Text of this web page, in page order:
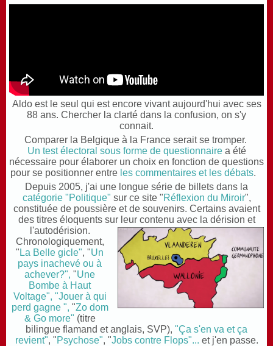
Aldo est le seul qui est encore vivant aujourd'hui avec ses
88 ans. Chercher la clarté dans la confusion, on s'y
connait.
Comparer la Belgique à la France serait se tromper.
Un test électoral sous forme de questionnaire a été
nécessaire pour élaborer un choix en fonction de questions
pour se positionner entre les commentaires et les débats.
Depuis 2005, j'ai une longue série de billets dans la
catégorie "Politique" sur ce site "Réflexion du Miroir",
constituée de poussière et de souvenirs. Certains avaient
des titres éloquents sur leur contenu avec la dérision et
l'autodérision.
Chronologiquement,
" La Belle gicle", "Un
pays inachevé ou à
achever?","Une
Bombe à Haut
Voltage", "Jouer à qui
perd gagne ", "Zo dom
& Go more" (titre
bilingue flamand et anglais, SVP), "Ça s'en va et ça
revient", "Psychose", "Jobs contre Flops"... et j'en passe.